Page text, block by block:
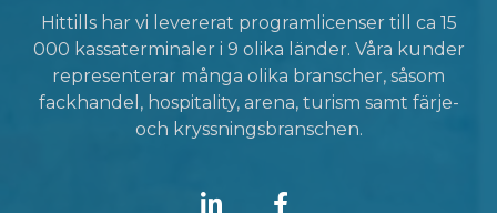
Hittills har vi levererat programlicenser till ca 15
000 kassaterminaler i 9 olika länder. Våra kunder
representerar många olika branscher, såsom
fackhandel, hospitality, arena, turism samt färje-
och kryssningsbranschen.